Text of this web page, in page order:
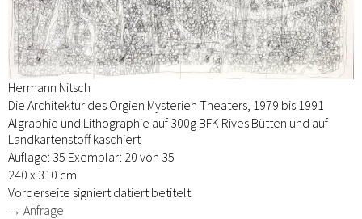
Hermann Nitsch
Die Architektur des Orgien Mysterien Theaters, 1979 bis 1991
Algraphie und Lithographie auf 300g BFK Rives Bütten und auf
Landkartenstoff kaschiert
Auflage: 35 Exemplar: 20 von 35
240 x 310 cm
Vorderseite signiert datiert betitelt
→ Anfrage